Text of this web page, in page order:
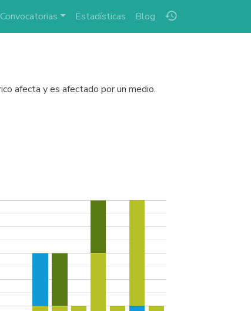
history
Convocatorias Estadísticas Blog
afecta y es afectado por un medio.